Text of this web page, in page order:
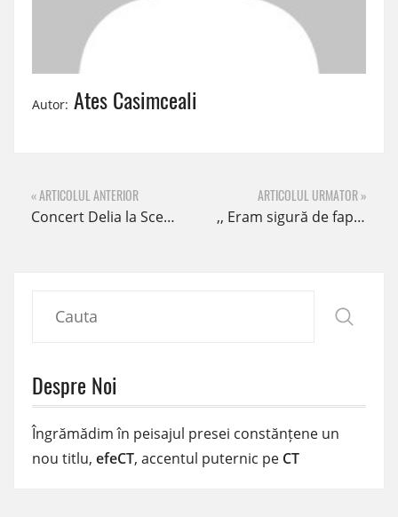
Autor: Ates Casimceali
« ARTICOLUL ANTERIOR
Concert Delia la Scena 3 Papuci
ARTICOLUL URMATOR »
,, Eram sigură de faptul că doresc să lucrez la o instituție de învățământ întrucât am adorat mereu copiii.” – Georgiana Grosu – Psiholog
Despre Noi
Îngrămădim în peisajul presei constănțene un
nou titlu, efeCT, accentul puternic pe CT